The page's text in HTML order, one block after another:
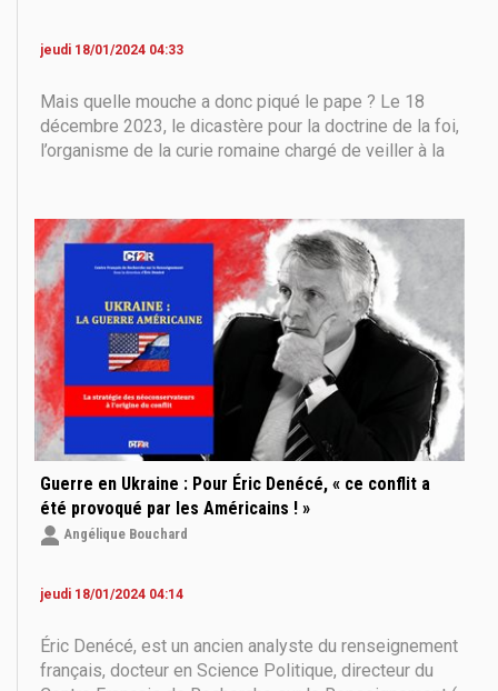
jeudi 18/01/2024 04:33
Mais quelle mouche a donc piqué le pape ? Le 18
décembre 2023, le dicastère pour la doctrine de la foi,
l’organisme de la curie romaine chargé de veiller à la
supplicans » (la confiance suppliante)
Guerre en Ukraine : Pour Éric Denécé, « ce conflit a
été provoqué par les Américains ! »
Angélique Bouchard
jeudi 18/01/2024 04:14
Éric Denécé, est un ancien analyste du renseignement
français, docteur en Science Politique, directeur du